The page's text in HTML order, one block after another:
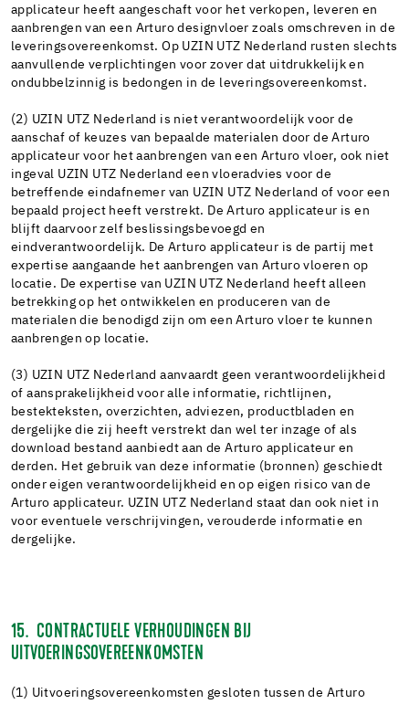
applicateur heeft aangeschaft voor het verkopen, leveren en
aanbrengen van een Arturo designvloer zoals omschreven in de
leveringsovereenkomst. Op UZIN UTZ Nederland rusten slechts
aanvullende verplichtingen voor zover dat uitdrukkelijk en
ondubbelzinnig is bedongen in de leveringsovereenkomst.
(2) UZIN UTZ Nederland is niet verantwoordelijk voor de
aanschaf of keuzes van bepaalde materialen door de Arturo
applicateur voor het aanbrengen van een Arturo vloer, ook niet
ingeval UZIN UTZ Nederland een vloeradvies voor de
betreffende eindafnemer van UZIN UTZ Nederland of voor een
bepaald project heeft verstrekt. De Arturo applicateur is en
blijft daarvoor zelf beslissingsbevoegd en
eindverantwoordelijk. De Arturo applicateur is de partij met
expertise aangaande het aanbrengen van Arturo vloeren op
locatie. De expertise van UZIN UTZ Nederland heeft alleen
betrekking op het ontwikkelen en produceren van de
materialen die benodigd zijn om een Arturo vloer te kunnen
aanbrengen op locatie.
(3) UZIN UTZ Nederland aanvaardt geen verantwoordelijkheid
of aansprakelijkheid voor alle informatie, richtlijnen,
bestekteksten, overzichten, adviezen, productbladen en
dergelijke die zij heeft verstrekt dan wel ter inzage of als
download bestand aanbiedt aan de Arturo applicateur en
derden. Het gebruik van deze informatie (bronnen) geschiedt
onder eigen verantwoordelijkheid en op eigen risico van de
Arturo applicateur. UZIN UTZ Nederland staat dan ook niet in
voor eventuele verschrijvingen, verouderde informatie en
dergelijke.
15. CONTRACTUELE VERHOUDINGEN BIJ
UITVOERINGSOVEREENKOMSTEN
(1) Uitvoeringsovereenkomsten gesloten tussen de Arturo